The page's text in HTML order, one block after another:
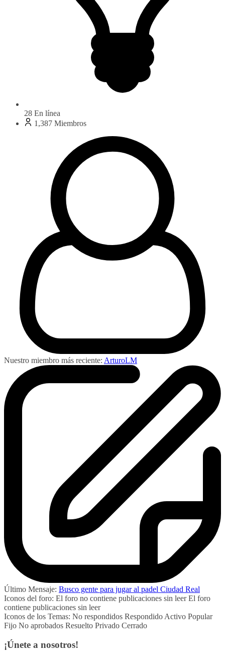
28 En línea
1,387 Miembros
Nuestro miembro más reciente: ArturoLM
Último Mensaje: Busco gente para jugar al padel Ciudad Real
Iconos del foro: El foro no contiene publicaciones sin leer El foro
contiene publicaciones sin leer
Iconos de los Temas: No respondidos Respondido Activo Popular
Fijo No aprobados Resuelto Privado Cerrado
¡Únete a nosotros!